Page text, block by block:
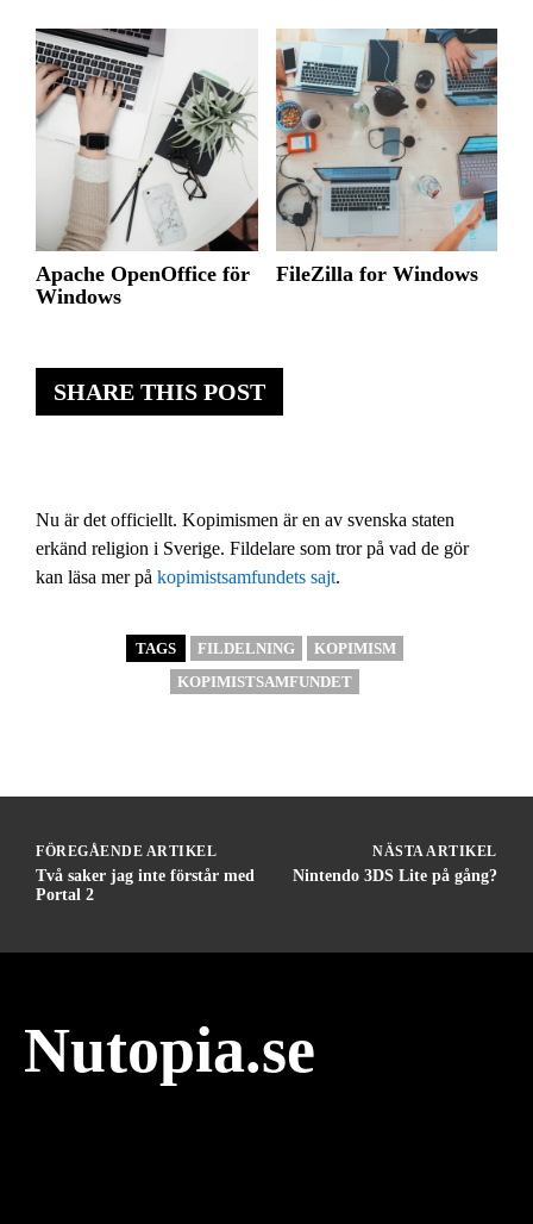
SHARE THIS POST
Nu är det officiellt. Kopimismen är en av svenska staten
erkänd religion i Sverige. Fildelare som tror på vad de gör
kan läsa mer på kopimistsamfundets sajt.
TAGS FILDELNING
KOPIMISM
KOPIMISTSAMFUNDET
Apache OpenOffice för
Windows
FileZilla for Windows
FÖREGÅENDE ARTIKEL
Två saker jag inte förstår med
Portal 2
NÄSTA ARTIKEL
Nintendo 3DS Lite på gång?
Nutopia.se